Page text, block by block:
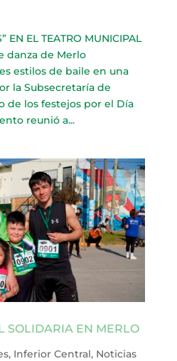
EN EL TEATRO MUNICIPAL
danza de Merlo
estilos de baile en una
la Subsecretaría de
de los festejos por el Día
reunió a...
SOLIDARIA EN MERLO
, Inferior Central, Noticias